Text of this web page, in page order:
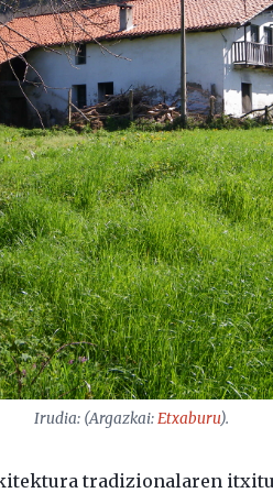
Irudia: (Argazkai:Etxaburu).
tradizionalaren